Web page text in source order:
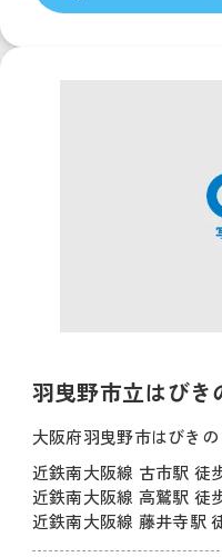
羽曳野市立はびき
大阪府羽曳野市はびき
近鉄南大阪線 古市駅 徒
近鉄南大阪線 高鷲駅 徒
近鉄南大阪線 藤井寺駅